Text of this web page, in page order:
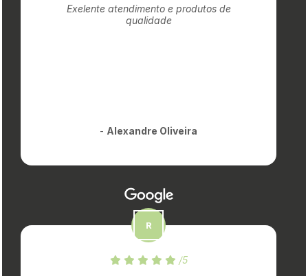
Exelente atendimento e produtos de
qualidade
- Alexandre Oliveira
/5